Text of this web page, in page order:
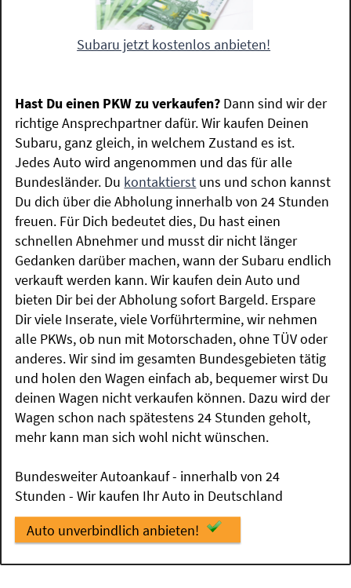
Subaru jetzt kostenlos anbieten!
Hast Du einen PKW zu verkaufen? Dann sind wir der
richtige Ansprechpartner dafür. Wir kaufen Deinen
Subaru, ganz gleich, in welchem Zustand es ist.
Jedes Auto wird angenommen und das für alle
Bundesländer. Du kontaktierst uns und schon kannst
Du dich über die Abholung innerhalb von 24 Stunden
freuen. Für Dich bedeutet dies, Du hast einen
schnellen Abnehmer und musst dir nicht länger
Gedanken darüber machen, wann der Subaru endlich
verkauft werden kann. Wir kaufen dein Auto und
bieten Dir bei der Abholung sofort Bargeld. Erspare
Dir viele Inserate, viele Vorführtermine, wir nehmen
alle PKWs, ob nun mit Motorschaden, ohne TÜV oder
anderes. Wir sind im gesamten Bundesgebieten tätig
und holen den Wagen einfach ab, bequemer wirst Du
deinen Wagen nicht verkaufen können. Dazu wird der
Wagen schon nach spätestens 24 Stunden geholt,
mehr kann man sich wohl nicht wünschen.
Bundesweiter Autoankauf - innerhalb von 24
Stunden - Wir kaufen Ihr Auto in Deutschland
Auto unverbindlich anbieten!